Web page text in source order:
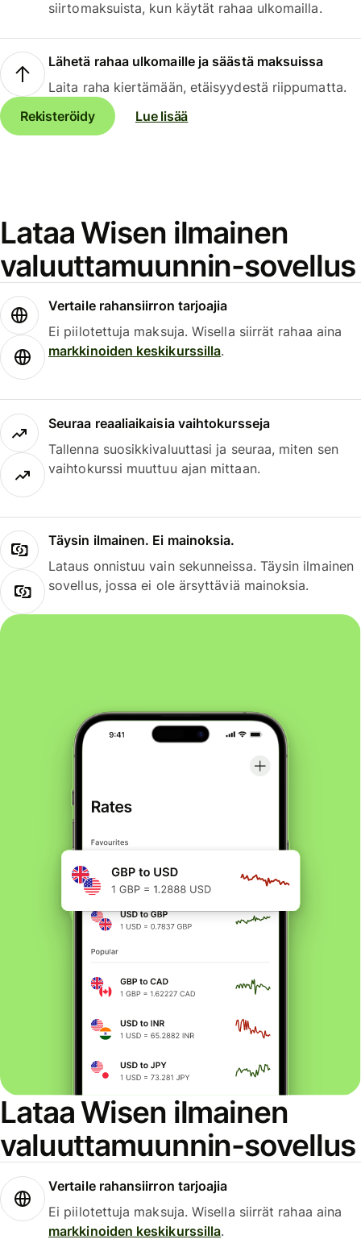
siirtomaksuista, kun käytät rahaa ulkomailla.
Lähetä rahaa ulkomaille ja säästä maksuissa
Laita raha kiertämään, etäisyydestä riippumatta.
Rekisteröidy
Lue lisää
Lataa Wisen ilmainen
valuuttamuunnin-sovellus
Vertaile rahansiirron tarjoajia
Ei piilotettuja maksuja. Wisella siirrät rahaa aina
markkinoiden keskikurssilla.
Seuraa reaaliaikaisia vaihtokursseja
Tallenna suosikkivaluuttasi ja seuraa, miten sen
vaihtokurssi muuttuu ajan mittaan.
Täysin ilmainen. Ei mainoksia.
Lataus onnistuu vain sekunneissa. Täysin ilmainen
sovellus, jossa ei ole ärsyttäviä mainoksia.
Lataa Wisen ilmainen
valuuttamuunnin-sovellus
Vertaile rahansiirron tarjoajia
Ei piilotettuja maksuja. Wisella siirrät rahaa aina
markkinoiden keskikurssilla.